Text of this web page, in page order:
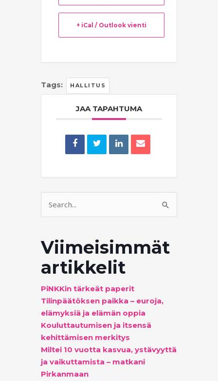
+ iCal / Outlook vienti
Tags: HALLITUS
JAA TAPAHTUMA
Search
for:
Viimeisimmät
artikkelit
PiNKKin tärkeät paperit
Tilinpäätöksen paikka – euroja,
elämyksiä ja elämän oppia
Kouluttautumisen ja itsensä
kehittämisen merkitys
Miltei 10 vuotta kasvua, ystävyyttä
ja vaikuttamista – matkani
Pirkanmaan